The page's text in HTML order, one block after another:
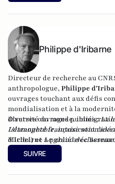
Philippe d'Iribarne
Directeur de recherche au
anthropologue, Philippe
ouvrages touchant aux défis
mondialisation et à la
diversité du monde,
Islamophobie, intoxication
Michel) et Le grand
ou
L'islam devant la démocratie
D'autres ouvrages publiés :La
L'étrangeté françaisesont
d'Iribarne a publié avec
ressource d'avenir
SUIVRE